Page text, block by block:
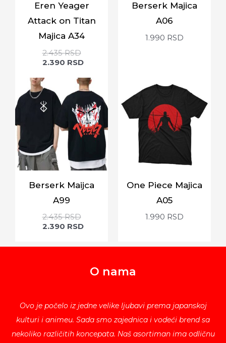
Eren Yeager
Attack on Titan
Majica A34
2.435RSD
2.390 RSD
Berserk Majica
A06
1.990 RSD
Berserk Maijca
A99
2.435RSD
2.390 RSD
One Piece Majica
A05
1.990 RSD
O nama
Ovo je počelo iz jedne velike ljubavi prema japanskoj
kulturi i animeu. Sada smo zajednica i vodeći brend sa
nekoliko različitih koncepata. Naš asortiman ima odličnu